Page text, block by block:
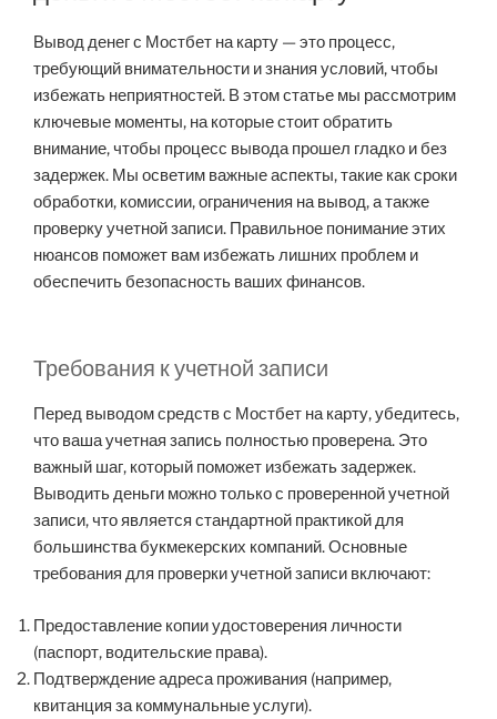
Вывод денег с Мостбет на карту — это процесс,
требующий внимательности и знания условий, чтобы
избежать неприятностей. В этом статье мы рассмотрим
ключевые моменты, на которые стоит обратить
внимание, чтобы процесс вывода прошел гладко и без
задержек. Мы осветим важные аспекты, такие как сроки
обработки, комиссии, ограничения на вывод, а также
проверку учетной записи. Правильное понимание этих
нюансов поможет вам избежать лишних проблем и
обеспечить безопасность ваших финансов.
Требования к учетной записи
Перед выводом средств с Мостбет на карту, убедитесь,
что ваша учетная запись полностью проверена. Это
важный шаг, который поможет избежать задержек.
Выводить деньги можно только с проверенной учетной
записи, что является стандартной практикой для
большинства букмекерских компаний. Основные
требования для проверки учетной записи включают:
Предоставление копии удостоверения личности
(паспорт, водительские права).
Подтверждение адреса проживания (например,
квитанция за коммунальные услуги).